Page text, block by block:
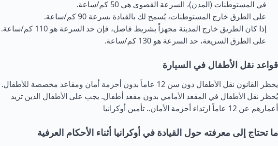
في المستوطنات (المدن)، السرعة القصوى هي 50 كم/ساعة.
على الطرق خارج المستوطنات، يُسمح لك بالقيادة بسرعة 90 كم/ساعة.
إذا كان الطريق خارج المدينة مجهزاً بشريط فاصل، فإن حد السرعة هو 110 كم/ساعة.
على الطرق السريعة، حد السرعة هو 130 كم/ساعة.
قواعد نقل الأطفال في السيارة
يحظر القانون نقل الأطفال دون سن 12 عاماً بدون أحزمة أمان ومقاعد مخصصة للأطفال.
يُحظر نقل الأطفال في المقعد الأمامي بدون مقعد أطفال. يجب على الأطفال الذين تزيد
أعمارهم عن 12 عاماً ارتداء أحزمة الأمان..
تأمين أوكرانيا
ما تحتاج إلى معرفته حول القيادة في أوكرانيا أثناء الأحكام العرفية